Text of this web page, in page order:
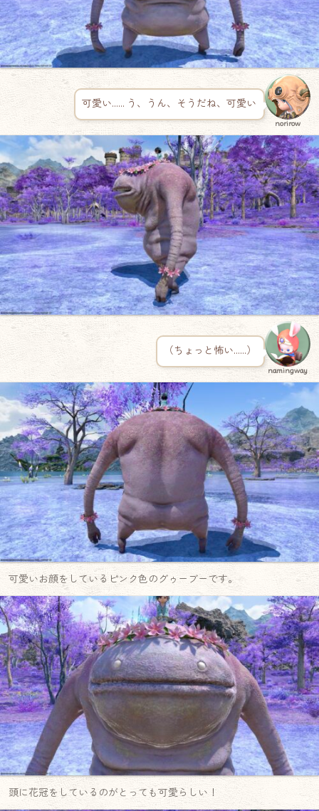
可愛い…… う、うん、そうだね、可愛い
norirow
（ちょっと怖い……）
namingway
可愛いお顔をしているピンク色のグゥーブーです。
頭に花冠をしているのがとっても可愛らしい！